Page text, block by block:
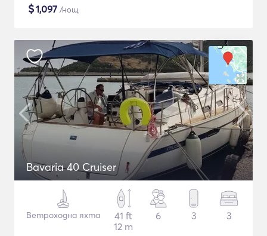
$1,097 /нощ
Bavaria 40 Cruiser
Ветроходна яхта
41 ft
12 m
6 3 3